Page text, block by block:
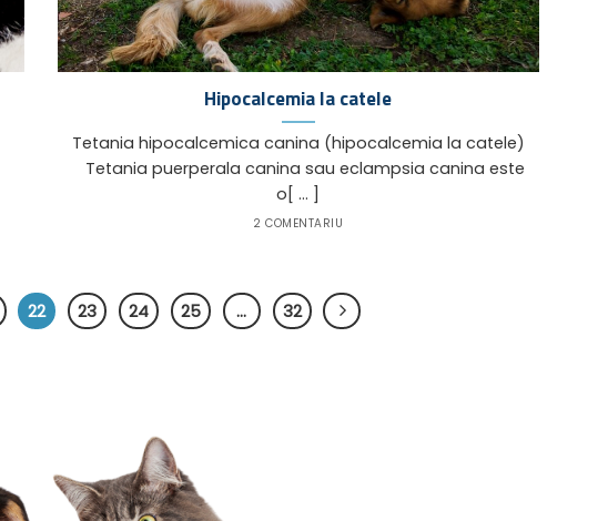
Hipocalcemia la catele
Tetania hipocalcemica canina (hipocalcemia la catele)
Tetania puerperala canina sau eclampsia canina este
o[ ... ]
2 COMENTARIU
22 23 24 25 … 32